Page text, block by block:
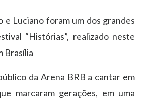
e Luciano foram um dos grandes
“Histórias”, realizado neste
Brasília
da Arena BRB a cantar em
marcaram gerações, em uma